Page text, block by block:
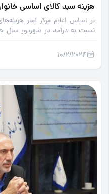
هزینه سبد کالای اساسی خانوار 9 درصد کاهش
بر اساس اعلام مرکز آمار
10/2/2024